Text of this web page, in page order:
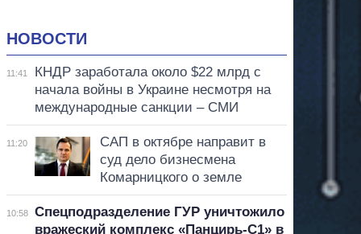
НОВОСТИ
11:41
КНДР заработала около $22 млрд с
начала войны в Украине несмотря на
международные санкции – СМИ
11:20
САП в октябре направит в
суд дело бизнесмена
Комарницкого о земле
10:58
Спецподразделение ГУР уничтожило
вражеский комплекс «Панцирь-С1» в